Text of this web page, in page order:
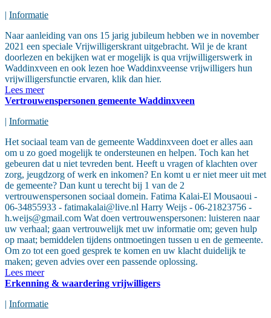
| Informatie
Naar aanleiding van ons 15 jarig jubileum hebben we in november
2021 een speciale Vrijwilligerskrant uitgebracht. Wil je de krant
doorlezen en bekijken wat er mogelijk is qua vrijwilligerswerk in
Waddinxveen en ook lezen hoe Waddinxveense vrijwilligers hun
vrijwilligersfunctie ervaren, klik dan hier.
Lees meer
Vertrouwenspersonen gemeente Waddinxveen
| Informatie
Het sociaal team van de gemeente Waddinxveen doet er alles aan
om u zo goed mogelijk te ondersteunen en helpen. Toch kan het
gebeuren dat u niet tevreden bent. Heeft u vragen of klachten over
zorg, jeugdzorg of werk en inkomen? En komt u er niet meer uit met
de gemeente? Dan kunt u terecht bij 1 van de 2
vertrouwenspersonen sociaal domein. Fatima Kalai-El Mousaoui -
06-34855933 - fatimakalai@live.nl Harry Weijs - 06-21823756 -
h.weijs@gmail.com Wat doen vertrouwenspersonen: luisteren naar
uw verhaal; gaan vertrouwelijk met uw informatie om; geven hulp
op maat; bemiddelen tijdens ontmoetingen tussen u en de gemeente.
Om zo tot een goed gesprek te komen en uw klacht duidelijk te
maken; geven advies over een passende oplossing.
Lees meer
Erkenning & waardering vrijwilligers
| Informatie